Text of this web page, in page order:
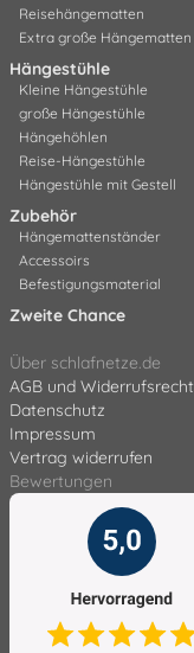
Reisehängematten
Extra große Hängematten
Hängestühle
Kleine Hängestühle
große Hängestühle
Hängehöhlen
Reise-Hängestühle
Hängestühle mit Gestell
Zubehör
Hängemattenständer
Accessoirs
Befestigungsmaterial
Zweite Chance
Über schlafnetze.de
AGB und Widerrufsrecht
Datenschutz
Impressum
Vertrag widerrufen
Bewertungen